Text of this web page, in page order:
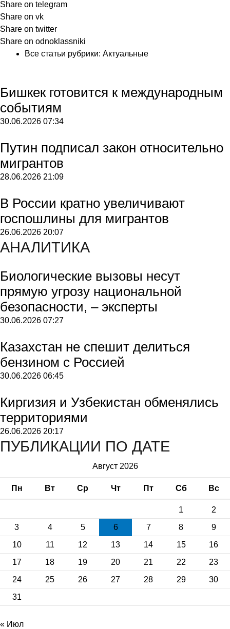
Share on telegram
Share on vk
Share on twitter
Share on odnoklassniki
Все статьи рубрики: Актуальные
Бишкек готовится к международным
событиям
30.06.2026 07:34
Путин подписал закон относительно
мигрантов
28.06.2026 21:09
В России кратно увеличивают
госпошлины для мигрантов
26.06.2026 20:07
АНАЛИТИКА
Биологические вызовы несут
прямую угрозу национальной
безопасности, – эксперты
30.06.2026 07:27
Казахстан не спешит делиться
бензином с Россией
30.06.2026 06:45
Киргизия и Узбекистан обменялись
территориями
26.06.2026 20:17
ПУБЛИКАЦИИ ПО ДАТЕ
Август 2026
Пн Вт Ср Чт Пт Сб Вс
1
2
3
4 5 6 7 8
9
10
11 12 13 14 15
16
17
18 19 20 21 22
23
24
25 26 27 28 29
30
31
« Июл